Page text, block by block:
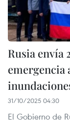
Rusia envía
emergencia
31/10/2025 04:30
El Gobierno de